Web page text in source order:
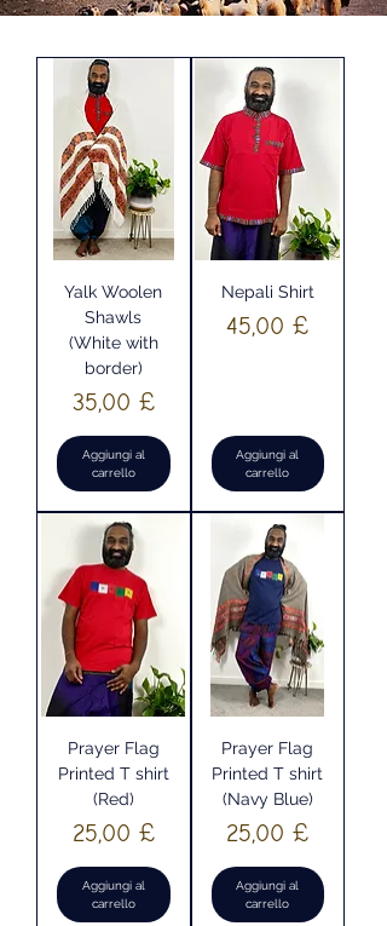
Yalk Woolen
Shawls
(White with
border)
Prezzo
35,00 £
Aggiungi al
carrello
Nepali Shirt
Prezzo
45,00 £
Aggiungi al
carrello
Prayer Flag
Printed T shirt
(Red)
Prezzo
25,00 £
Aggiungi al
carrello
Prayer Flag
Printed T shirt
(Navy Blue)
Prezzo
25,00 £
Aggiungi al
carrello